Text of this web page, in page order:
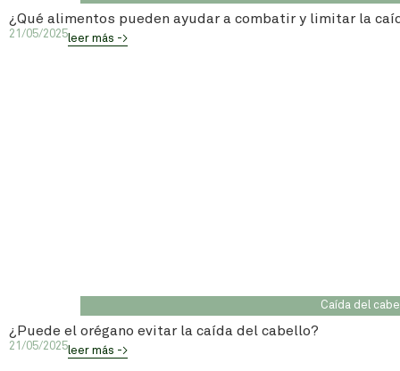
¿Qué alimentos pueden ayudar a combatir y limitar la
21/05/2025leer más ->
Caída del
¿Puede el orégano evitar la caída del cabello?
21/05/2025leer más ->